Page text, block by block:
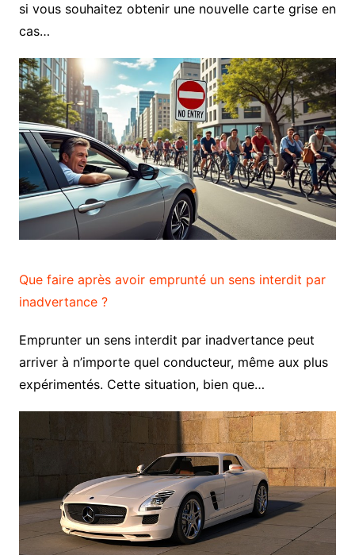
si vous souhaitez obtenir une nouvelle carte grise en
cas…
Que faire après avoir emprunté un sens interdit par
inadvertance ?
Emprunter un sens interdit par inadvertance peut
arriver à n’importe quel conducteur, même aux plus
expérimentés. Cette situation, bien que…